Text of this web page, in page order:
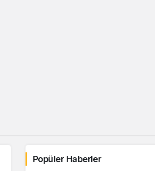
Popüler Haberler